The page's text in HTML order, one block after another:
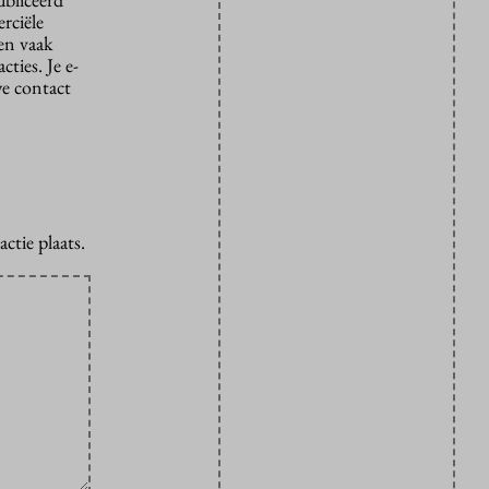
vaak
Je e-
contact
plaats.